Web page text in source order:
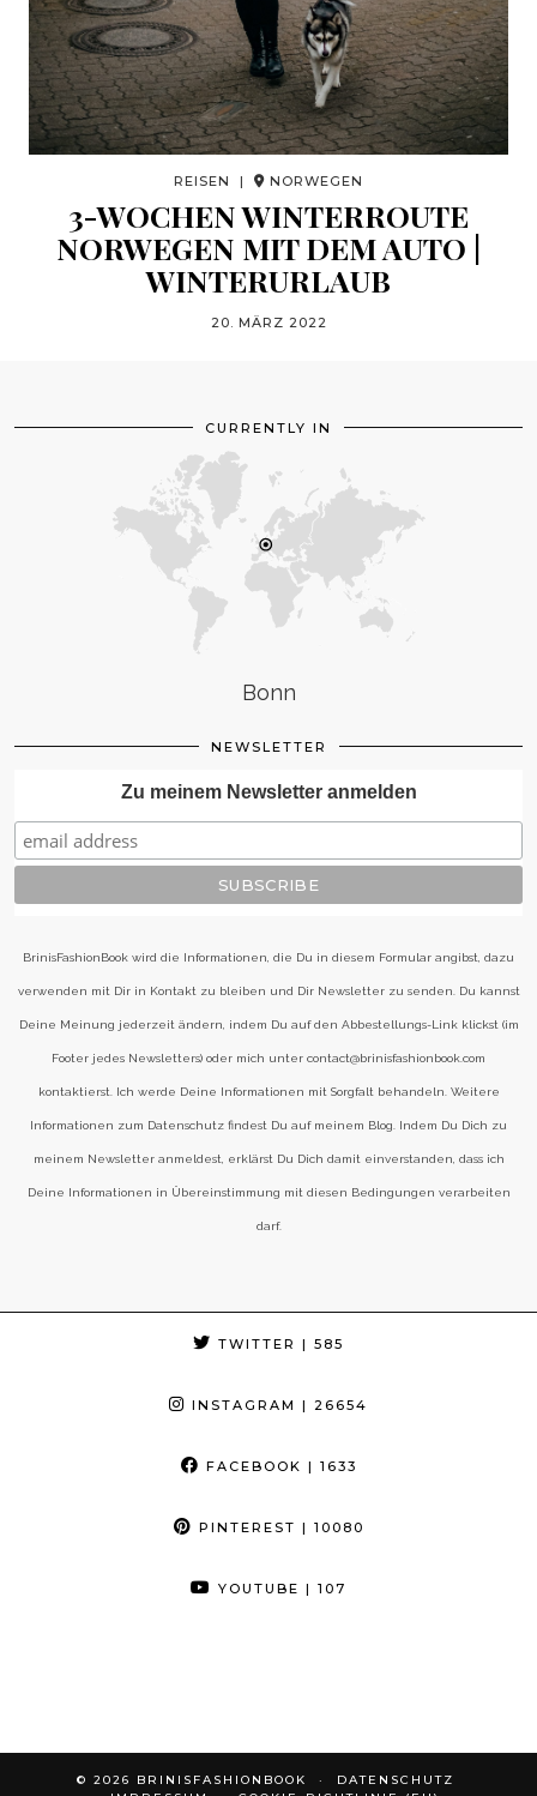
REISEN | NORWEGEN
3-WOCHEN WINTERROUTE
NORWEGEN MIT DEM AUTO |
WINTERURLAUB
20. MÄRZ 2022
CURRENTLY IN
Bonn
NEWSLETTER
Zu meinem Newsletter anmelden
BrinisFashionBook wird die Informationen, die Du in diesem Formular angibst, dazu
verwenden mit Dir in Kontakt zu bleiben und Dir Newsletter zu senden. Du kannst
Deine Meinung jederzeit ändern, indem Du auf den Abbestellungs-Link klickst (im
Footer jedes Newsletters) oder mich unter contact@brinisfashionbook.com
kontaktierst. Ich werde Deine Informationen mit Sorgfalt behandeln. Weitere
Informationen zum Datenschutz findest Du auf meinem Blog. Indem Du Dich zu
meinem Newsletter anmeldest, erklärst Du Dich damit einverstanden, dass ich
Deine Informationen in Übereinstimmung mit diesen Bedingungen verarbeiten
darf.
TWITTER | 585
INSTAGRAM | 26654
FACEBOOK | 1633
PINTEREST | 10080
YOUTUBE | 107
© 2026 BRINISFASHIONBOOK
DATENSCHUTZ